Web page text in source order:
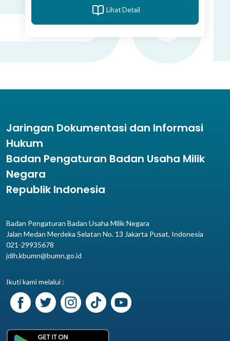
Lihat Detail
Jaringan Dokumentasi dan Informasi
Hukum
Badan Pengaturan Badan Usaha Milik
Negara
Republik Indonesia
Badan Pengaturan Badan Usaha Milik Negara
Jalan Medan Merdeka Selatan No. 13 Jakarta Pusat, Indonesia
021-29935678
jdih.kbumn@bumn.go.id
Ikuti kami melalui :